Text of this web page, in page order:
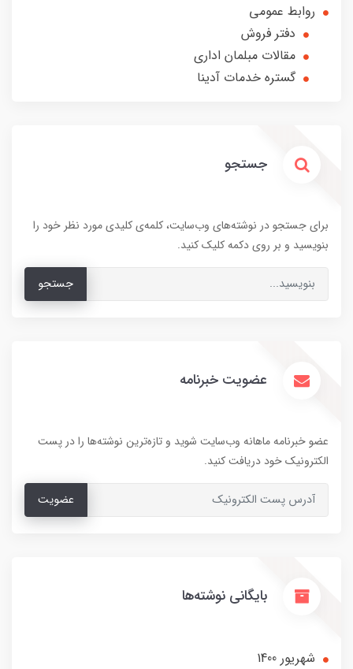
روابط عمومی
دفتر فروش
مقالات مبلمان اداری
گستره خدمات آدینا
جستجو
برای جستجو در نوشته‌های وب‌سایت، کلمه‌ی کلیدی مورد نظر خود را
بنویسید و بر روی دکمه کلیک کنید.
جستجو
عضویت خبرنامه
عضو خبرنامه ماهانه وب‌سایت شوید و تازه‌ترین نوشته‌ها را در پست
الکترونیک خود دریافت کنید.
عضویت
بایگانی نوشته‌ها
شهریور 1400